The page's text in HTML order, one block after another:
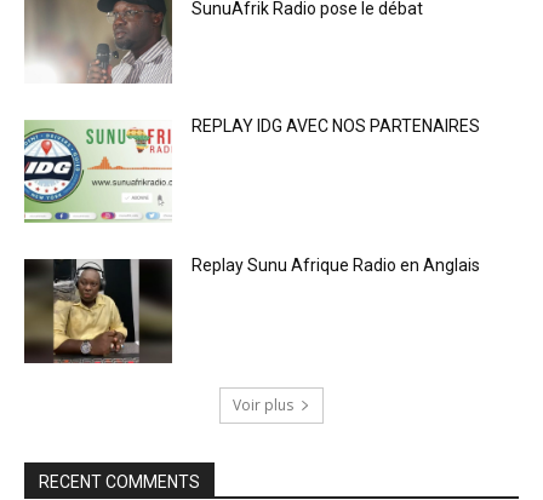
SunuAfrik Radio pose le débat
REPLAY IDG AVEC NOS PARTENAIRES
Replay Sunu Afrique Radio en Anglais
Voir plus
RECENT COMMENTS